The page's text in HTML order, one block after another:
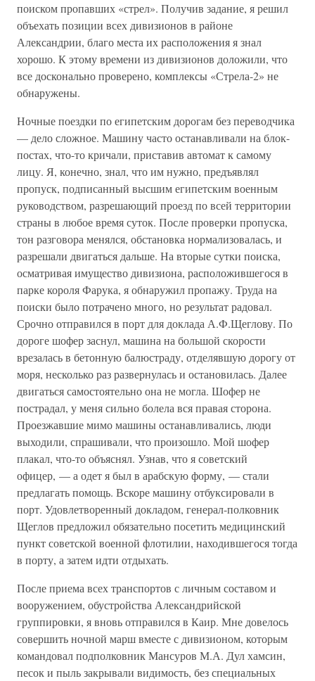
поиском пропавших «стрел». Получив задание, я решил
объехать позиции всех дивизионов в районе
Александрии, благо места их расположения я знал
хорошо. К этому времени из дивизионов доложили, что
все досконально проверено, комплексы «Стрела-2» не
обнаружены.
Ночные поездки по египетским дорогам без переводчика
— дело сложное. Машину часто останавливали на блок-
постах, что-то кричали, приставив автомат к самому
лицу. Я, конечно, знал, что им нужно, предъявлял
пропуск, подписанный высшим египетским военным
руководством, разрешающий проезд по всей территории
страны в любое время суток. После проверки пропуска,
тон разговора менялся, обстановка нормализовалась, и
разрешали двигаться дальше. На вторые сутки поиска,
осматривая имущество дивизиона, расположившегося в
парке короля Фарука, я обнаружил пропажу. Труда на
поиски было потрачено много, но результат радовал.
Срочно отправился в порт для доклада А.Ф.Щеглову. По
дороге шофер заснул, машина на большой скорости
врезалась в бетонную балюстраду, отделявшую дорогу от
моря, несколько раз развернулась и остановилась. Далее
двигаться самостоятельно она не могла. Шофер не
пострадал, у меня сильно болела вся правая сторона.
Проезжавшие мимо машины останавливались, люди
выходили, спрашивали, что произошло. Мой шофер
плакал, что-то объяснял. Узнав, что я советский
офицер, — а одет я был в арабскую форму, — стали
предлагать помощь. Вскоре машину отбуксировали в
порт. Удовлетворенный докладом, генерал-полковник
Щеглов предложил обязательно посетить медицинский
пункт советской военной флотилии, находившегося тогда
в порту, а затем идти отдыхать.
После приема всех транспортов с личным составом и
вооружением, обустройства Александрийской
группировки, я вновь отправился в Каир. Мне довелось
совершить ночной марш вместе с дивизионом, которым
командовал подполковник Мансуров М.А. Дул хамсин,
песок и пыль закрывали видимость, без специальных